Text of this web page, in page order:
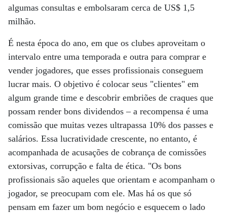
algumas consultas e embolsaram cerca de US$ 1,5
milhão.
É nesta época do ano, em que os clubes aproveitam o
intervalo entre uma temporada e outra para comprar e
vender jogadores, que esses profissionais conseguem
lucrar mais. O objetivo é colocar seus "clientes" em
algum grande time e descobrir embriões de craques que
possam render bons dividendos – a recompensa é uma
comissão que muitas vezes ultrapassa 10% dos passes e
salários. Essa lucratividade crescente, no entanto, é
acompanhada de acusações de cobrança de comissões
extorsivas, corrupção e falta de ética. "Os bons
profissionais são aqueles que orientam e acompanham o
jogador, se preocupam com ele. Mas há os que só
pensam em fazer um bom negócio e esquecem o lado